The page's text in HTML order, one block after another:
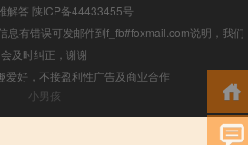
解答 陕ICP备44433455号
息有错误可发邮件到f_fb#foxmail.com说明，我们
会及时纠正，谢谢
爱好，不接盈利性广告及商业合作
小男孩